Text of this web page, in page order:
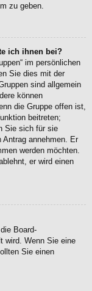
zu geben.
ich ihnen bei?
im persönlichen
Sie dies mit der
sind allgemein
können
die Gruppe offen ist,
beitreten;
Sie sich für sie
Antrag annehmen. Er
werden möchten.
er wird einen
Board-
wird. Wenn Sie eine
Sie einen